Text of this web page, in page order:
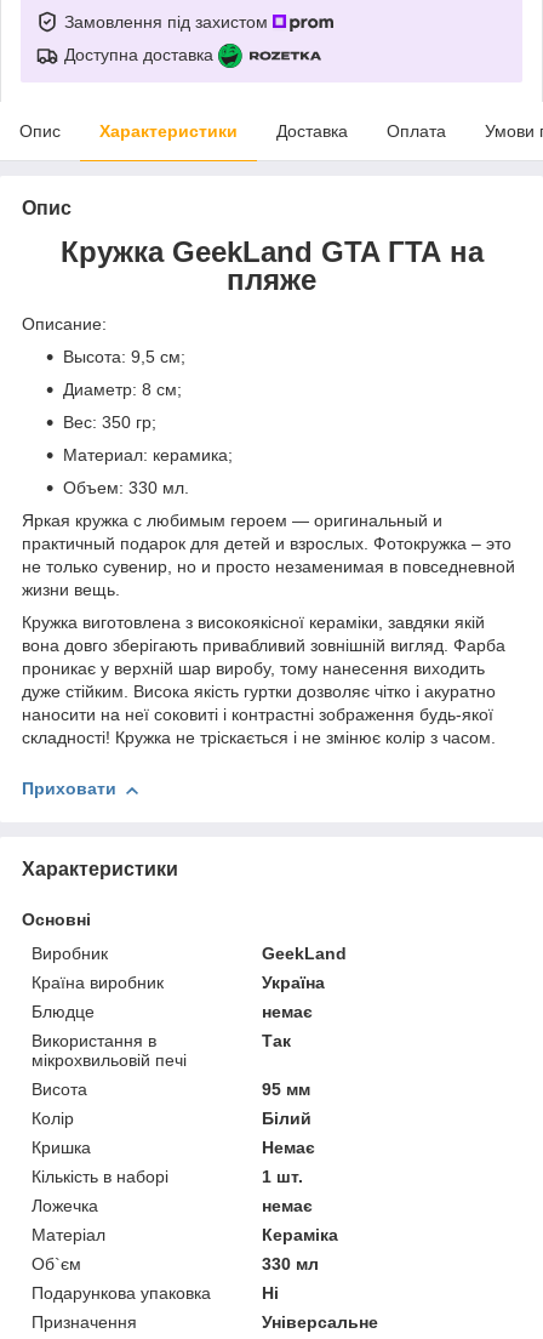
Замовлення під захистом
Доступна доставка
Опис Характеристики Доставка Оплата Умови
Опис
Кружка GeekLand GTA ГТА на
пляже
Описание:
Высота: 9,5 см;
Диаметр: 8 см;
Вес: 350 гр;
Материал: керамика;
Объем: 330 мл.
Яркая кружка с любимым героем ― оригинальный и
практичный подарок для детей и взрослых. Фотокружка – это
не только сувенир, но и просто незаменимая в повседневной
жизни вещь.
Кружка виготовлена з високоякісної кераміки, завдяки якій
вона довго зберігають привабливий зовнішній вигляд. Фарба
проникає у верхній шар виробу, тому нанесення виходить
дуже стійким. Висока якість гуртки дозволяє чітко і акуратно
наносити на неї соковиті і контрастні зображення будь-якої
складності! Кружка не тріскається і не змінює колір з часом.
Приховати
Характеристики
Основні
Виробник
GeekLand
Країна виробник
Україна
Блюдце
немає
Використання в
мікрохвильовій печі
Так
Висота
95 мм
Колір
Білий
Кришка
Немає
Кількість в наборі
1 шт.
Ложечка
немає
Матеріал
Кераміка
Об`єм
330 мл
Подарункова упаковка
Ні
Призначення
Універсальне